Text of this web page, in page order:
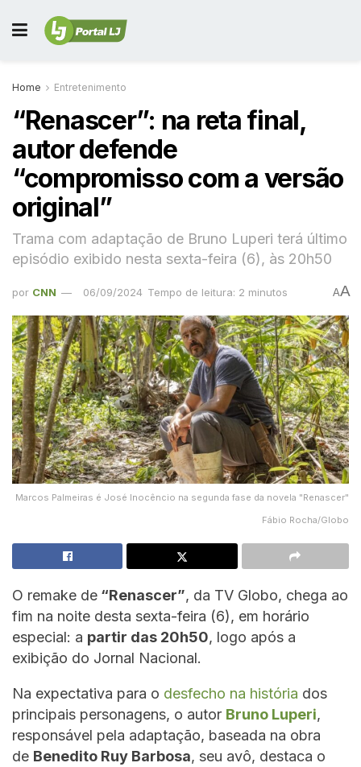
Home Entretenimento
“Renascer”: na reta final,
autor defende
“compromisso com a versão
original”
Trama com adaptação de Bruno Luperi terá último
episódio exibido nesta sexta-feira (6), às 20h50
por CNN 06/09/2024 Tempo de leitura: 2 minutos AA
Marcos Palmeiras é José Inocêncio na segunda fase da novela "Renascer"
Fábio Rocha/Globo
O remake de “Renascer”, da TV Globo, chega ao
fim na noite desta sexta-feira (6), em horário
especial: a partir das 20h50, logo após a
exibição do Jornal Nacional.
Na expectativa para o desfecho na história dos
principais personagens, o autor Bruno Luperi,
responsável pela adaptação, baseada na obra
de Benedito Ruy Barbosa, seu avô, destaca o